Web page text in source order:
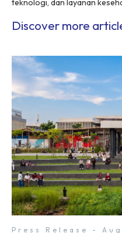
teknologi, dan layanan
Discover more
Press Release -